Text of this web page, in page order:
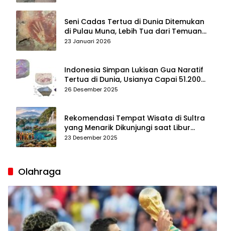
Seni Cadas Tertua di Dunia Ditemukan
di Pulau Muna, Lebih Tua dari Temuan
di Maros–Pangkep
23 Januari 2026
Indonesia Simpan Lukisan Gua Naratif
Tertua di Dunia, Usianya Capai 51.200
Tahun
26 Desember 2025
Rekomendasi Tempat Wisata di Sultra
yang Menarik Dikunjungi saat Libur
Tahun Baru 2026
23 Desember 2025
Olahraga